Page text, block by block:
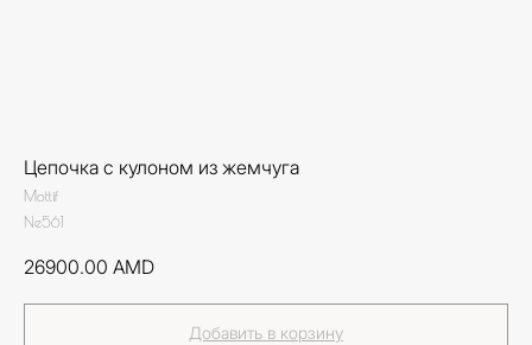
Цепочка с кулоном из жемчуга
Mottif
Ne561
26900.00 AMD
Добавить в корзину